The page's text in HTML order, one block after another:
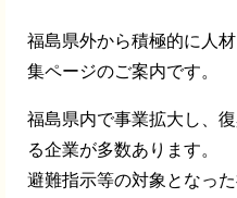
福島県外から積極的に人
集ページのご案内です。
福島県内で事業拡大し、
る企業が多数あります。
避難指示等の対象となっ